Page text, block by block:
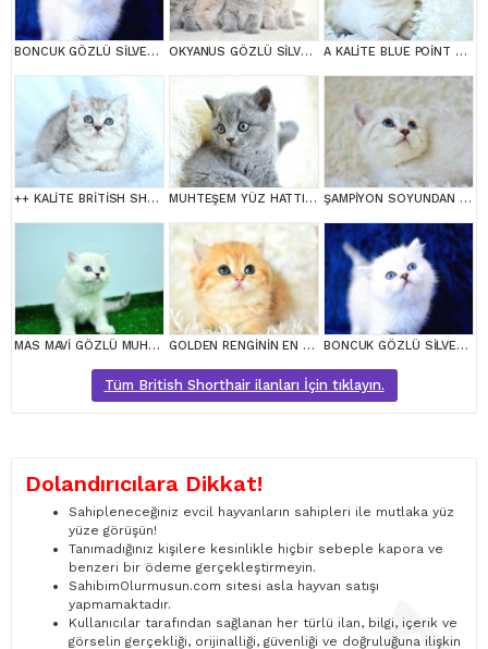
BONCUK GÖZLÜ SİLVER BRİTİSH SHORTHAİR NS1133 OKYANUS GÖZLÜ SİLVER POİNT BRİTİSH SHORTHAİR YAVRUMUZ A KALİTE BLUE POİNT BRİTİSH SHORTHAİR
++ KALİTE BRİTİSH SHORTHAİR MUHTEŞEM YÜZ HATTINA SAHİP GRİ BRİTİSH SHORTHAİR YAVRUMUZ ŞAMPİYON SOYUNDAN LYNX BRİTİSH SHORTHAİR
MAS MAVİ GÖZLÜ MUHTEŞEM BRİTİSH SHORTHAİR GOLDEN RENGİNİN EN GÜZEL TONU NY11 BRİTİSH SHORTHAİR BONCUK GÖZLÜ SİLVER BRİTİSH SHORTHAİR NS1133
Tüm British Shorthair ilanları İçin tıklayın.
Dolandırıcılara Dikkat!
Sahipleneceğiniz evcil hayvanların sahipleri ile mutlaka yüz
yüze görüşün!
Tanımadığınız kişilere kesinlikle hiçbir sebeple kapora ve
benzeri bir ödeme gerçekleştirmeyin.
SahibimOlurmusun.com sitesi asla hayvan satışı
yapmamaktadır.
Kullanıcılar tarafından sağlanan her türlü ilan, bilgi, içerik ve
görselin gerçekliği, orijinalliği, güvenliği ve doğruluğuna ilişkin